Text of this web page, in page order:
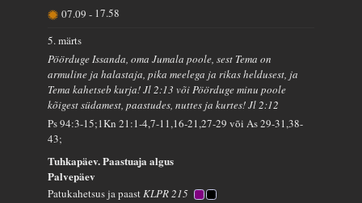
07.09- 17.58
5. märts
Pöörduge Issanda, oma Jumala poole, sest Tema on
armuline ja halastaja, pika meelega ja rikas heldusest, ja
Tema kahetseb kurja! Jl 2:13 või Pöörduge minu poole
kõigest südamest, paastudes, nuttes ja kurtes! Jl 2:12
Ps 94:3-15;1Kn 21:1-4,7-11,16-21,27-29 või As 29-31,38-
43;
Tuhkapäev. Paastuaja algus
Palvepäev
Patukahetsus ja paastKLPR 215